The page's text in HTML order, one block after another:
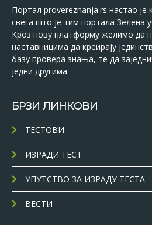
Портал provereznanja.rs настао је
свега што је тим портала Зелена
Кроз нову платформу желимо да
наставницима да креирају
базу провера знања, те да
једни другима.
БРЗИ ЛИНКОВИ
ТЕСТОВИ
ИЗРАДИ ТЕСТ
УПУТСТВО ЗА ИЗРАДУ ТЕСТА
ВЕСТИ